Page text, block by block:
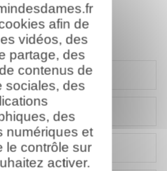
Mémorial virtuel
combattant
combattant
afin de
vidéos, des
partage, des
contenus de
sociales, des
des
numériques et
le contrôle sur
activer.